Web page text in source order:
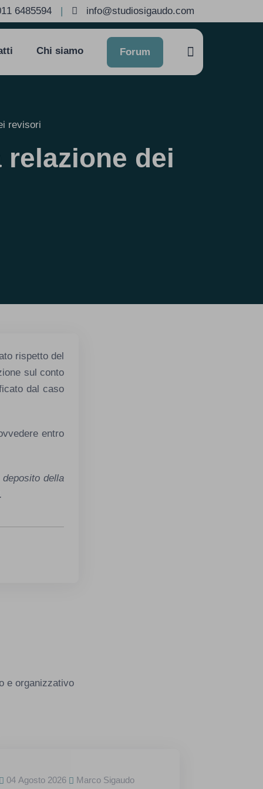
6485594 | info@studiosigaudo.com
Chi siamo Forum
revisori
dei
rispetto del
sul conto
dal caso
entro
della
e organizzativo
04 Agosto 2026 Marco Sigaudo